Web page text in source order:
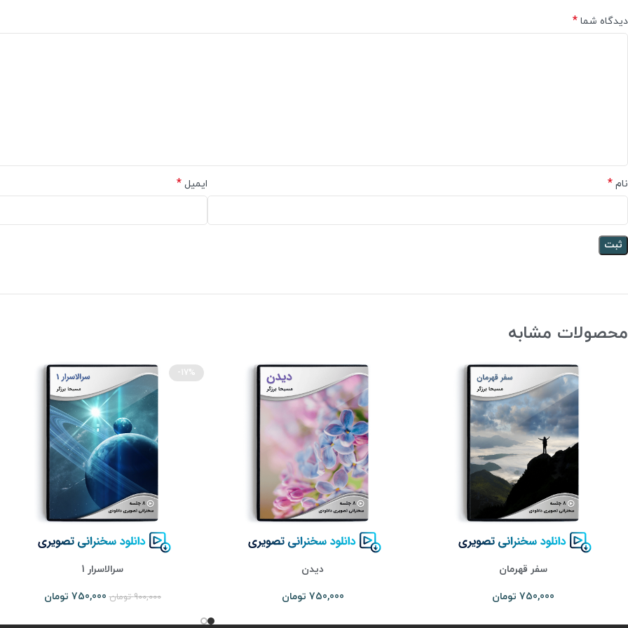
دیدگاه شما *
نام * ایمیل *
محصولات مشابه
سفر قهرمان
750,000 تومان
دیدن
750,000 تومان
-17%
سرالاسرار 1
900,000 تومان 750,000 تومان